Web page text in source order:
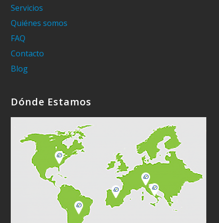
Servicios
Quiénes somos
FAQ
Contacto
Blog
Dónde Estamos